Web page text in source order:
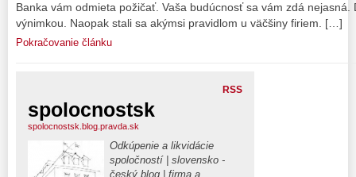
Banka vám odmieta požičať. Vaša budúcnosť sa vám zdá
výnimkou. Naopak stali sa akýmsi pravidlom u väčšiny firiem. […]
Pokračovanie článku
RSS
spolocnostsk
spolocnostsk.blog.pravda.sk
Odkúpenie a likvidácie
spoločností | slovensko -
český blog | firma a